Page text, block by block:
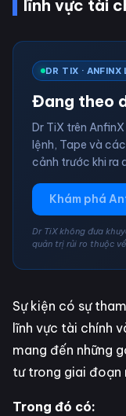
lĩnh vực tài
DR TIX · ANFINX
Đang theo
Dr TiX trên
lệnh, Tape và
cảnh trước khi ra
Khám phá
Dr TiX không đưa
quản trị rủi ro thuộc
Sự kiện có sự
lĩnh vực tài chính
mang đến những
tư trong giai đoạn
Trong đó có: